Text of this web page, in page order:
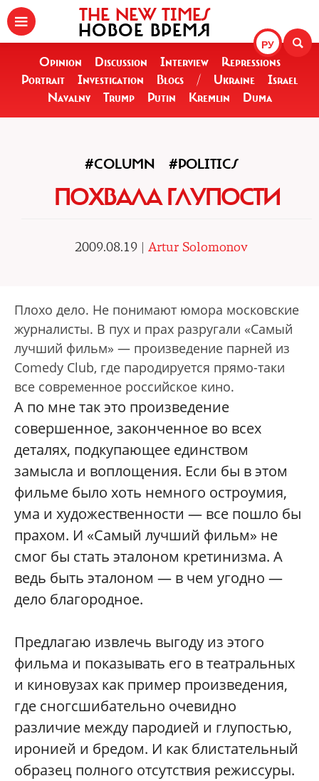
РУ
THE NEW TIMES
НОВОЕ ВРЕМЯ
Opinion Discussion Interview
Repressions
Portrait
Investigation Blogs / Ukraine
Israel
Navalny
Trump Putin Kremlin Duma
#COLUMN #POLITICS
ПОХВАЛА ГЛУПОСТИ
2009.08.19 | Artur Solomonov
Плохо дело. Не понимают юмора московские
журналисты. В пух и прах разругали «Самый
лучший фильм» — произведение парней из
Comedy Club, где пародируется прямо-таки
все современное российское кино.
А по мне так это произведение
совершенное, законченное во всех
деталях, подкупающее единством
замысла и воплощения. Если бы в этом
фильме было хоть немного остроумия,
ума и художественности — все пошло бы
прахом. И «Самый лучший фильм» не
смог бы стать эталоном кретинизма. А
ведь быть эталоном — в чем угодно —
дело благородное.
Предлагаю извлечь выгоду из этого
фильма и показывать его в театральных
и киновузах как пример произведения,
где сногсшибательно очевидно
различие между пародией и глупостью,
иронией и бредом. И как блистательный
образец полного отсутствия режиссуры.